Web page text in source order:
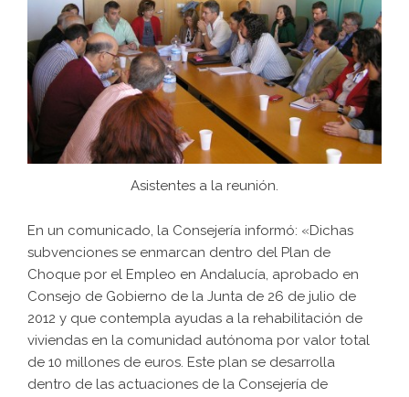
Asistentes a la reunión.
En un comunicado, la Consejería informó: «Dichas
subvenciones se enmarcan dentro del Plan de
Choque por el Empleo en Andalucía, aprobado en
Consejo de Gobierno de la Junta de 26 de julio de
2012 y que contempla ayudas a la rehabilitación de
viviendas en la comunidad autónoma por valor total
de 10 millones de euros. Este plan se desarrolla
dentro de las actuaciones de la Consejería de